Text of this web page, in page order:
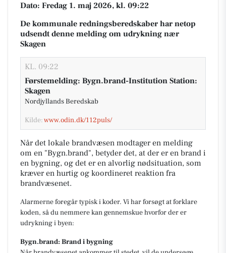
Dato: Fredag 1. maj 2026, kl. 09:22
De kommunale redningsberedskaber har netop
udsendt denne melding om udrykning nær
Skagen
KL. 09:22
Førstemelding: Bygn.brand-Institution Station:
Skagen
Nordjyllands Beredskab
Kilde:www.odin.dk/112puls/
Når det lokale brandvæsen modtager en melding
om en "Bygn.brand", betyder det, at der er en brand i
en bygning, og det er en alvorlig nødsituation, som
kræver en hurtig og koordineret reaktion fra
brandvæsenet.
Alarmerne foregår typisk i koder. Vi har forsøgt at forklare
koden, så du nemmere kan gennemskue hvorfor der er
udrykning i byen:
Bygn.brand: Brand i bygning